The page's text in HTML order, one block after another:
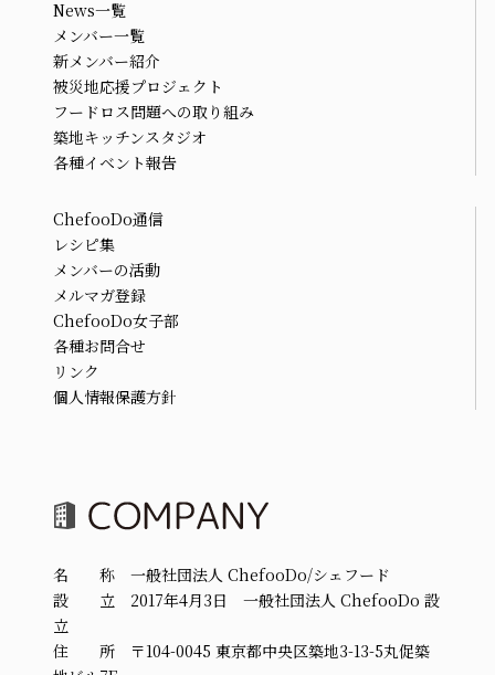
News一覧
メンバー一覧
新メンバー紹介
被災地応援プロジェクト
フードロス問題への取り組み
築地キッチンスタジオ
各種イベント報告
ChefooDo通信
レシピ集
メンバーの活動
メルマガ登録
ChefooDo女子部
各種お問合せ
リンク
個人情報保護方針
名 称 一般社団法人 ChefooDo/シェフード
設 立 2017年4月3日 一般社団法人 ChefooDo 設
立
住 所 〒104-0045 東京都中央区築地3-13-5丸促築